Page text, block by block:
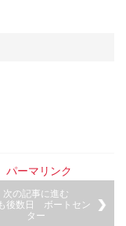
パーマリンク
次の記事に進む
後数日 ボートセン
ター